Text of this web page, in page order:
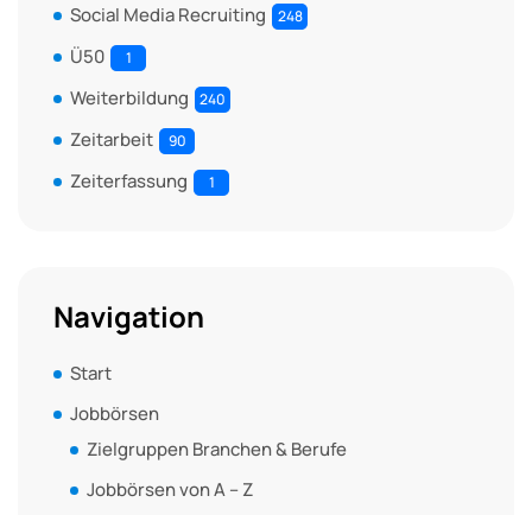
Social Media Recruiting 248
Ü50 1
Weiterbildung 240
Zeitarbeit 90
Zeiterfassung 1
Navigation
Start
Jobbörsen
Zielgruppen Branchen & Berufe
Jobbörsen von A – Z